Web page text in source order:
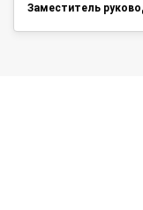
Заместитель